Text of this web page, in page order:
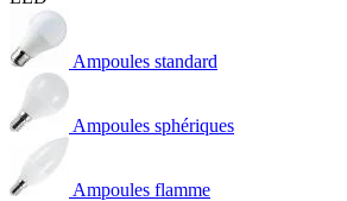
Ampoules standard
Ampoules sphériques
Ampoules flamme